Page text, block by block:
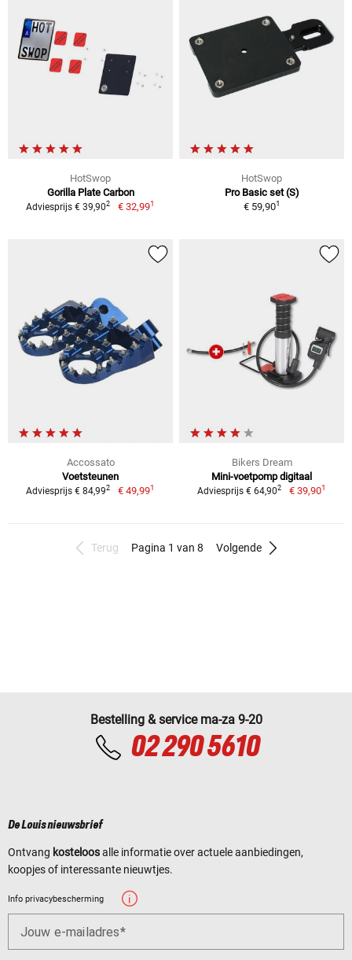
HotSwop
Gorilla Plate Carbon
Adviesprijs € 39,902 € 32,991
HotSwop
Pro Basic set (S)
€ 59,901
Accossato
Voetsteunen
Adviesprijs € 84,992 € 49,991
Bikers Dream
Mini-voetpomp digitaal
Adviesprijs € 64,902 € 39,901
Terug Pagina 1 van 8 Volgende
Bestelling & service ma-za 9-20
02 290 5610
De Louis nieuwsbrief
Ontvang kosteloosalle informatie over actuele aanbiedingen,
koopjes of interessante nieuwtjes.
Info privacybescherming
Jouw e-mailadres